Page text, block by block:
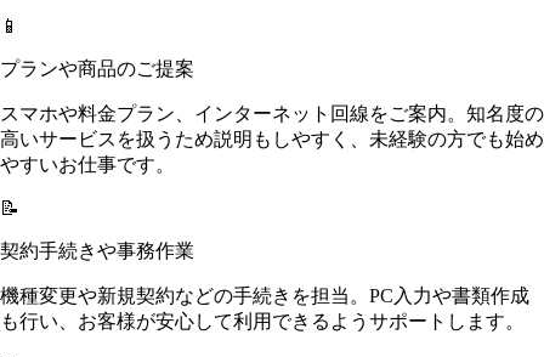
📱
プランや商品のご提案
スマホや料金プラン、インターネット回線をご案内。知名度の
高いサービスを扱うため説明もしやすく、未経験の方でも始め
やすいお仕事です。
📝
契約手続きや事務作業
機種変更や新規契約などの手続きを担当。PC入力や書類作成
も行い、お客様が安心して利用できるようサポートします。